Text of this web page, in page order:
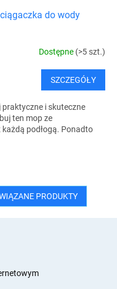
do wody
Dostępne (>5 szt.)
SZCZEGÓŁY
praktyczne i skuteczne
ten mop ze
podłogą. Ponadto
PRODUKTY